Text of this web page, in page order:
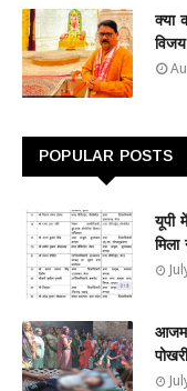
क्या
POPULAR POSTS
यूपी